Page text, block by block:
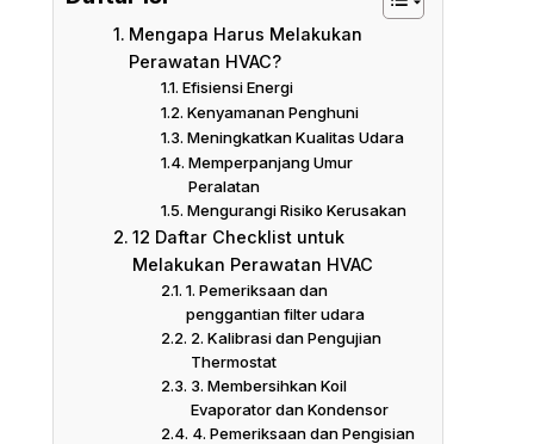
Mengapa Harus Melakukan
Perawatan HVAC?
Efisiensi Energi
Kenyamanan Penghuni
Meningkatkan Kualitas Udara
Memperpanjang Umur
Peralatan
Mengurangi Risiko Kerusakan
12 Daftar Checklist untuk
Melakukan Perawatan HVAC
1. Pemeriksaan dan
penggantian filter udara
2. Kalibrasi dan Pengujian
Thermostat
3. Membersihkan Koil
Evaporator dan Kondensor
4. Pemeriksaan dan Pengisian